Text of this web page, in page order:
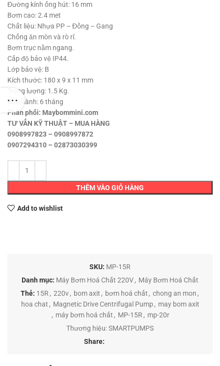
Đường kính ống hút: 16 mm
Bơm cao: 2.4 met
Chất liệu: Nhựa PP – Đồng – Gang
Chống ăn mòn và rò rỉ.
Bơm trục nằm ngang.
Cấp độ bảo vệ IP44.
Lớp bảo vệ: B
Kích thước: 180 x 9 x 11 mm
Trọng lượng: 1.5 Kg.
Bảo hành: 6 tháng
Phân phối: Maybommini.com
TƯ VẤN KỸ THUẬT – MUA HÀNG
0908997823 – 0908997872
0907294310 – 02873030399
THÊM VÀO GIỎ HÀNG
Add to wishlist
SKU: MP-15R
Danh mục: Máy Bơm Hoá Chất 220V, Máy Bơm Hoá Chất
Thẻ: 15R , 220v , bom axit , bơm hoá chất , chong an mon ,
hoa chat , Magnetic Drive Centrifugal Pump , may bom axit
, máy bơm hoá chất , MP-15R , mp-20r
Thương hiệu:SMARTPUMPS
Share: